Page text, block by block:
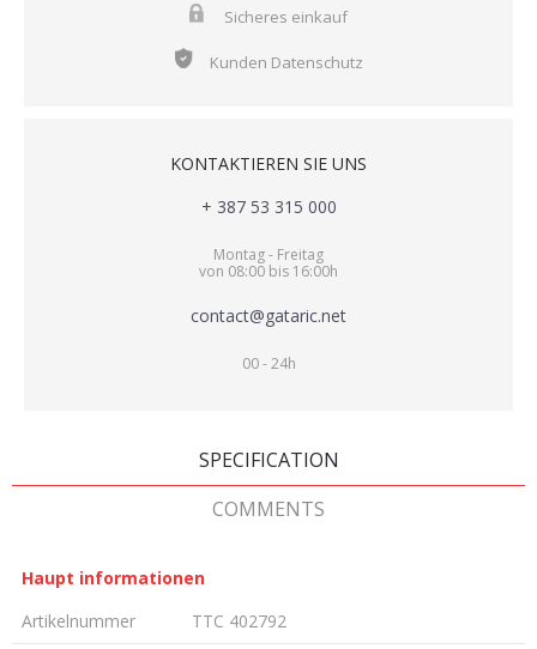
Sicheres einkauf
Kunden Datenschutz
KONTAKTIEREN SIE UNS
+ 387 53 315 000
Montag - Freitag
von 08:00 bis 16:00h
contact@gataric.net
00 - 24h
SPECIFICATION
COMMENTS
Haupt informationen
Artikelnummer
TTC 402792